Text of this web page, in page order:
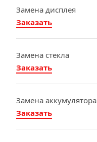
Замена дисплея
Заказать
Замена стекла
Заказать
Замена аккумулятора
Заказать